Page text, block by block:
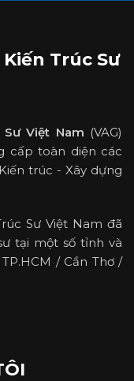
Trúc Sư
Việt Nam (VAG)
cấp toàn diện các
trúc - Xây dựng
Sư Việt Nam đã
tại một số tỉnh và
/ Cần Thơ /